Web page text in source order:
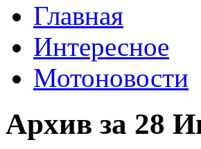
Главная
Интересное
Мотоновости
Архив за 28